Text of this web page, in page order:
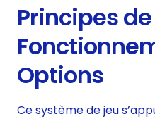
Principes de
Options
Ce système de jeu